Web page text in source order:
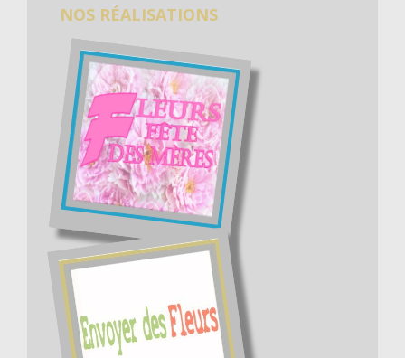
NOS RÉALISATIONS